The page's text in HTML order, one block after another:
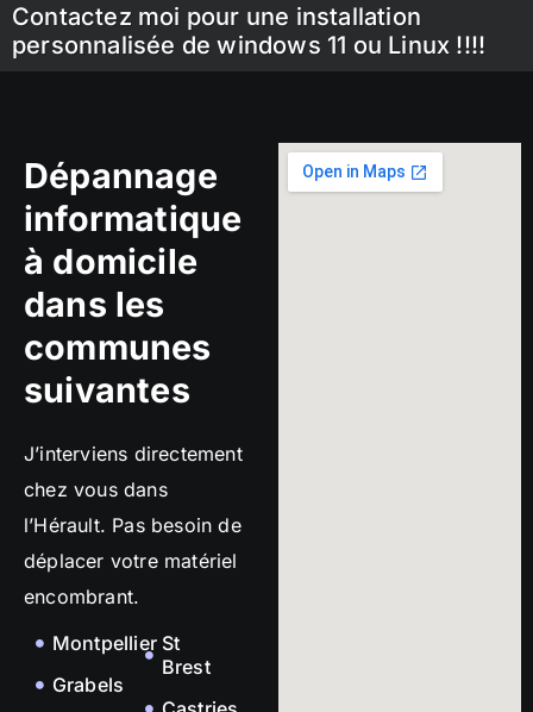
Contactez moi pour une installation
personnalisée de windows 11 ou Linux !!!!
Dépannage
informatique
à domicile
dans les
communes
suivantes
J’interviens directement
chez vous dans
l’Hérault. Pas besoin de
déplacer votre matériel
encombrant.
Montpellier
Grabels
St
Brest